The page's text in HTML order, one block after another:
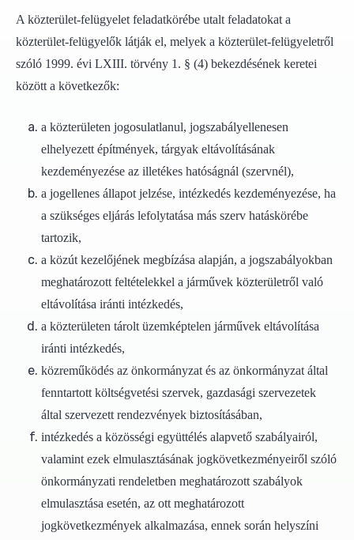
A közterület-felügyelet feladatkörébe utalt feladatokat a
közterület-felügyelők látják el, melyek a közterület-felügyeletről
szóló 1999. évi LXIII. törvény 1. § (4) bekezdésének keretei
között a következők:
a közterületen jogosulatlanul, jogszabályellenesen
elhelyezett építmények, tárgyak eltávolításának
kezdeményezése az illetékes hatóságnál (szervnél),
a jogellenes állapot jelzése, intézkedés kezdeményezése, ha
a szükséges eljárás lefolytatása más szerv hatáskörébe
tartozik,
a közút kezelőjének megbízása alapján, a jogszabályokban
meghatározott feltételekkel a járművek közterületről való
eltávolítása iránti intézkedés,
a közterületen tárolt üzemképtelen járművek eltávolítása
iránti intézkedés,
közreműködés az önkormányzat és az önkormányzat által
fenntartott költségvetési szervek, gazdasági szervezetek
által szervezett rendezvények biztosításában,
intézkedés a közösségi együttélés alapvető szabályairól,
valamint ezek elmulasztásának jogkövetkezményeiről szóló
önkormányzati rendeletben meghatározott szabályok
elmulasztása esetén, az ott meghatározott
jogkövetkezmények alkalmazása, ennek során helyszíni